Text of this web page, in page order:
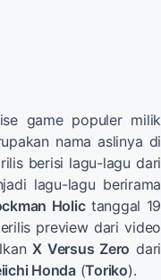
game populer milik
nama aslinya di
berisi lagu-lagu dari
lagu-lagu berirama
Holictanggal 19
preview dari video
X Versus Zero dari
Honda(Toriko).